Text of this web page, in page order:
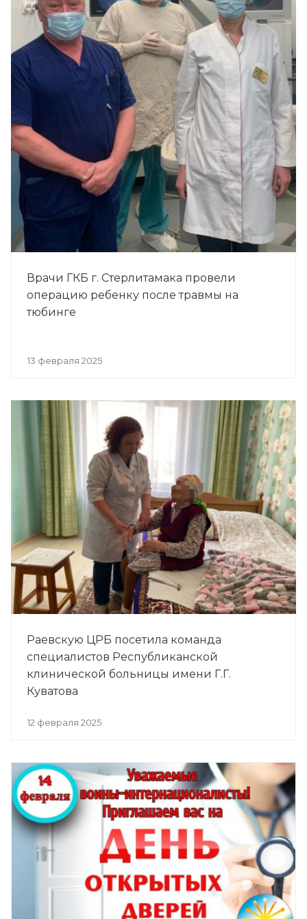
Врачи ГКБ г. Стерлитамака провели
операцию ребенку после травмы на
тюбинге
13 февраля 2025
Раевскую ЦРБ посетила команда
специалистов Республиканской
клинической больницы имени Г.Г.
Куватова
12 февраля 2025